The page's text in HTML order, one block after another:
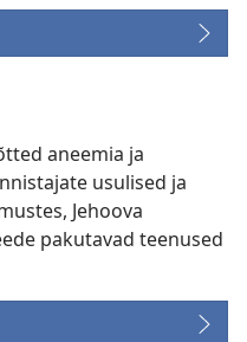
aneemia ja
usulised ja
Jehoova
pakutavad teenused